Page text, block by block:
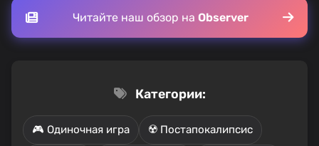
Читайте наш обзор на Observer
Категории:
🎮 Одиночная игра ☢️ Постапокалипсис